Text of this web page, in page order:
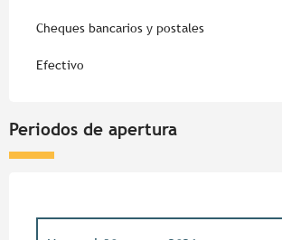
Cheques bancarios y postales
Efectivo
Periodos de apertura